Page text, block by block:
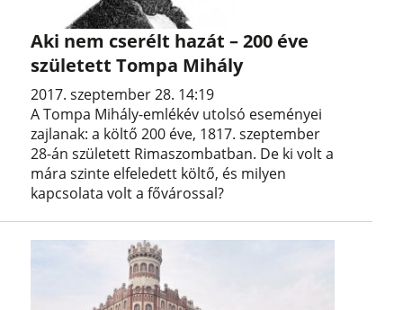
Aki nem cserélt hazát – 200 éve
született Tompa Mihály
2017. szeptember 28. 14:19
A Tompa Mihály-emlékév utolsó eseményei
zajlanak: a költő 200 éve, 1817. szeptember
28-án született Rimaszombatban. De ki volt a
mára szinte elfeledett költő, és milyen
kapcsolata volt a fővárossal?